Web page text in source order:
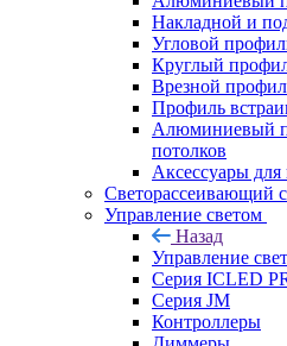
Накладной и
Угловой
Круглый
Врезной
Профиль
Алюминиевый
потолков
Аксессуары
Светорассеивающий
Управление светом
Назад
Управление
Серия ICLED
Серия JM
Контроллеры